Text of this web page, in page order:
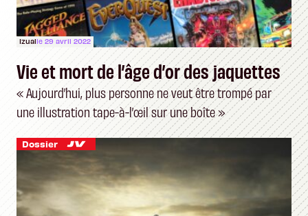
Izualle 29 avril 2022
Vie et mort de l’âge d’or des jaquettes
« Aujourd’hui, plus personne ne veut être trompé par
une illustration tape-à-l’œil sur une boîte »
Dossier